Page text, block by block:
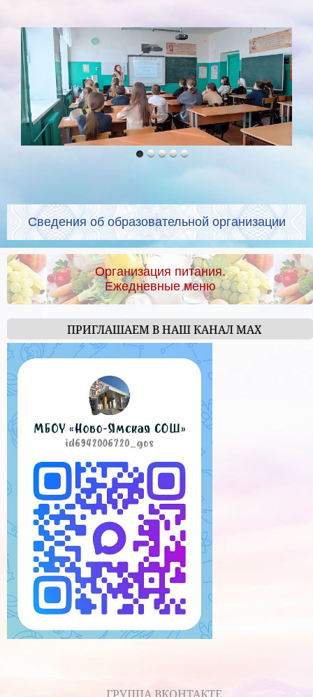
Сведения об образовательной организации
Организация питания.
Ежедневные меню
ПРИГЛАШАЕМ В НАШ КАНАЛ МАХ